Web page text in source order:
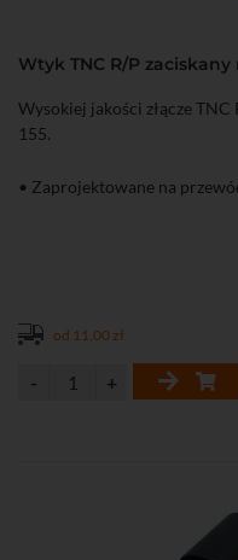
Wtyk TNC R/P zaciskany
Wysokiej jakości złącze
155.
• Zaprojektowane na
od 11,00 zł